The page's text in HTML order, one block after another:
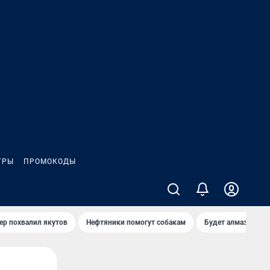
ПРОМОКОДЫ
похвалил якутов Нефтяники помогут собакам Будет алмазный